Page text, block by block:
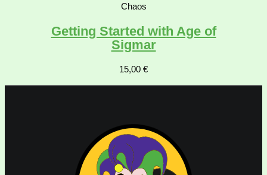
Chaos
Getting Started with Age of
Sigmar
15,00 €